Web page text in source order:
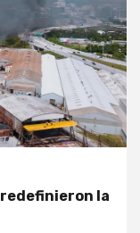
la